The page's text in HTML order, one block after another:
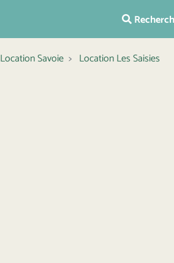
Location Savoie Location Les Saisies